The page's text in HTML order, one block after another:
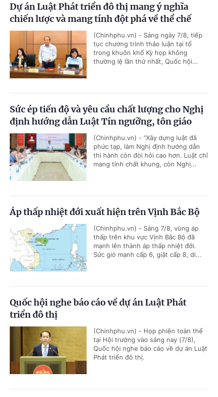
Dự án Luật Phát triển đô thị mang ý nghĩa
chiến lược và mang tính đột phá về thể chế
(Chinhphu.vn) - Sáng ngày 7/8, tiếp
tục chương trình thảo luận tại tổ
trong khuôn khổ Kỳ họp không
thường lệ lần thứ nhất, Quốc hội...
Sức ép tiến độ và yêu cầu chất lượng cho Nghị
định hướng dẫn Luật Tín ngưỡng, tôn giáo
(Chinhphu.vn) - “Xây dựng luật đã
phức tạp, làm Nghị định hướng dẫn
thi hành còn đòi hỏi cao hơn. Luật chỉ
mang tính chất khung, còn Nghị...
Áp thấp nhiệt đới xuất hiện trên Vịnh Bắc Bộ
(Chinhphu.vn) - Sáng 7/8, vùng áp
thấp trên khu vực Vịnh Bắc Bộ đã
mạnh lên thành áp thấp nhiệt đới.
Sức gió mạnh cấp 6, giật cấp 8, di...
Quốc hội nghe báo cáo về dự án Luật Phát
triển đô thị
(Chinhphu.vn) - Họp phiên toàn thể
tại Hội trường vào sáng nay (7/8),
Quốc hội nghe báo cáo về dự án Luật
Phát triển đô thị.